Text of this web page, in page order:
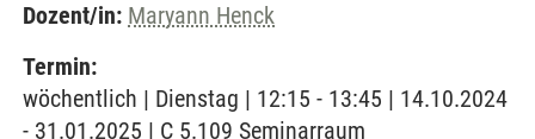
Dozent/in: Maryann Henck
Termin:
wöchentlich | Dienstag | 12:15 - 13:45 | 14.10.2024
- 31.01.2025 | C 5.109 Seminarraum